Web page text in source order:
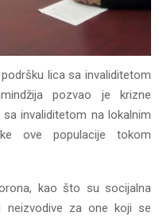
lica sa invaliditetom
pozvao je krizne
invaliditetom na lokalnim
ove populacije tokom
kao što su socijalna
neizvodive za one koji se